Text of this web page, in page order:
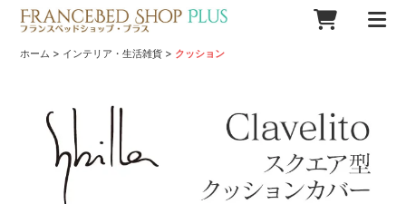
ホーム > インテリア・生活雑貨 > クッション